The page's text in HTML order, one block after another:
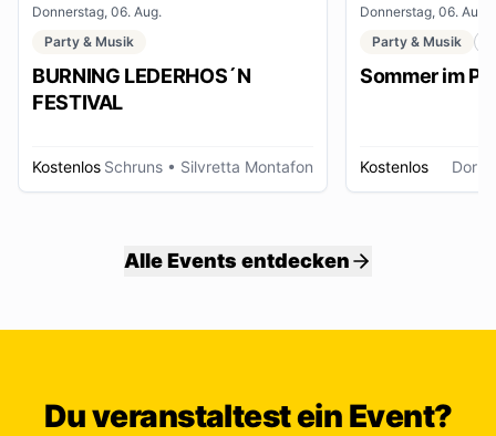
Donnerstag, 06. Aug.
Party & Musik
BURNING LEDERHOS´N
FESTIVAL
Kostenlos Schruns • Silvretta Montafon
Donnerstag, 06. Aug.
Party & Musik
Sommer im
Kostenlos
Alle Events entdecken
Du veranstaltest ein Event?